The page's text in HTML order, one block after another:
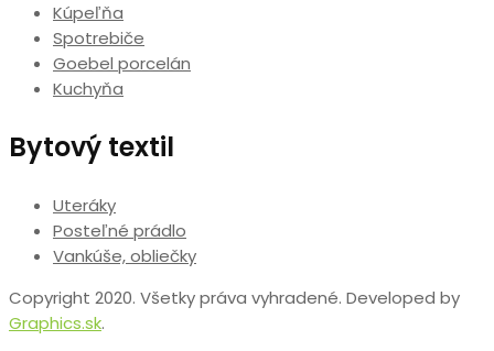
Kúpeľňa
Spotrebiče
Goebel porcelán
Kuchyňa
Bytový textil
Uteráky
Posteľné prádlo
Vankúše, obliečky
Copyright 2020. Všetky práva vyhradené. Developed by
Graphics.sk.